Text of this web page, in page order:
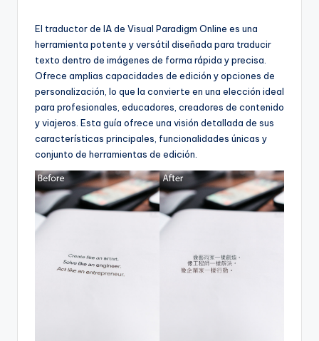
si
&
o
El traductor de IA de Visual Paradigm Online es una
herramienta potente y versátil diseñada para traducir
texto dentro de imágenes de forma rápida y precisa.
Ofrece amplias capacidades de edición y opciones de
personalización, lo que la convierte en una elección ideal
para profesionales, educadores, creadores de contenido
y viajeros. Esta guía ofrece una visión detallada de sus
características principales, funcionalidades únicas y
conjunto de herramientas de edición.